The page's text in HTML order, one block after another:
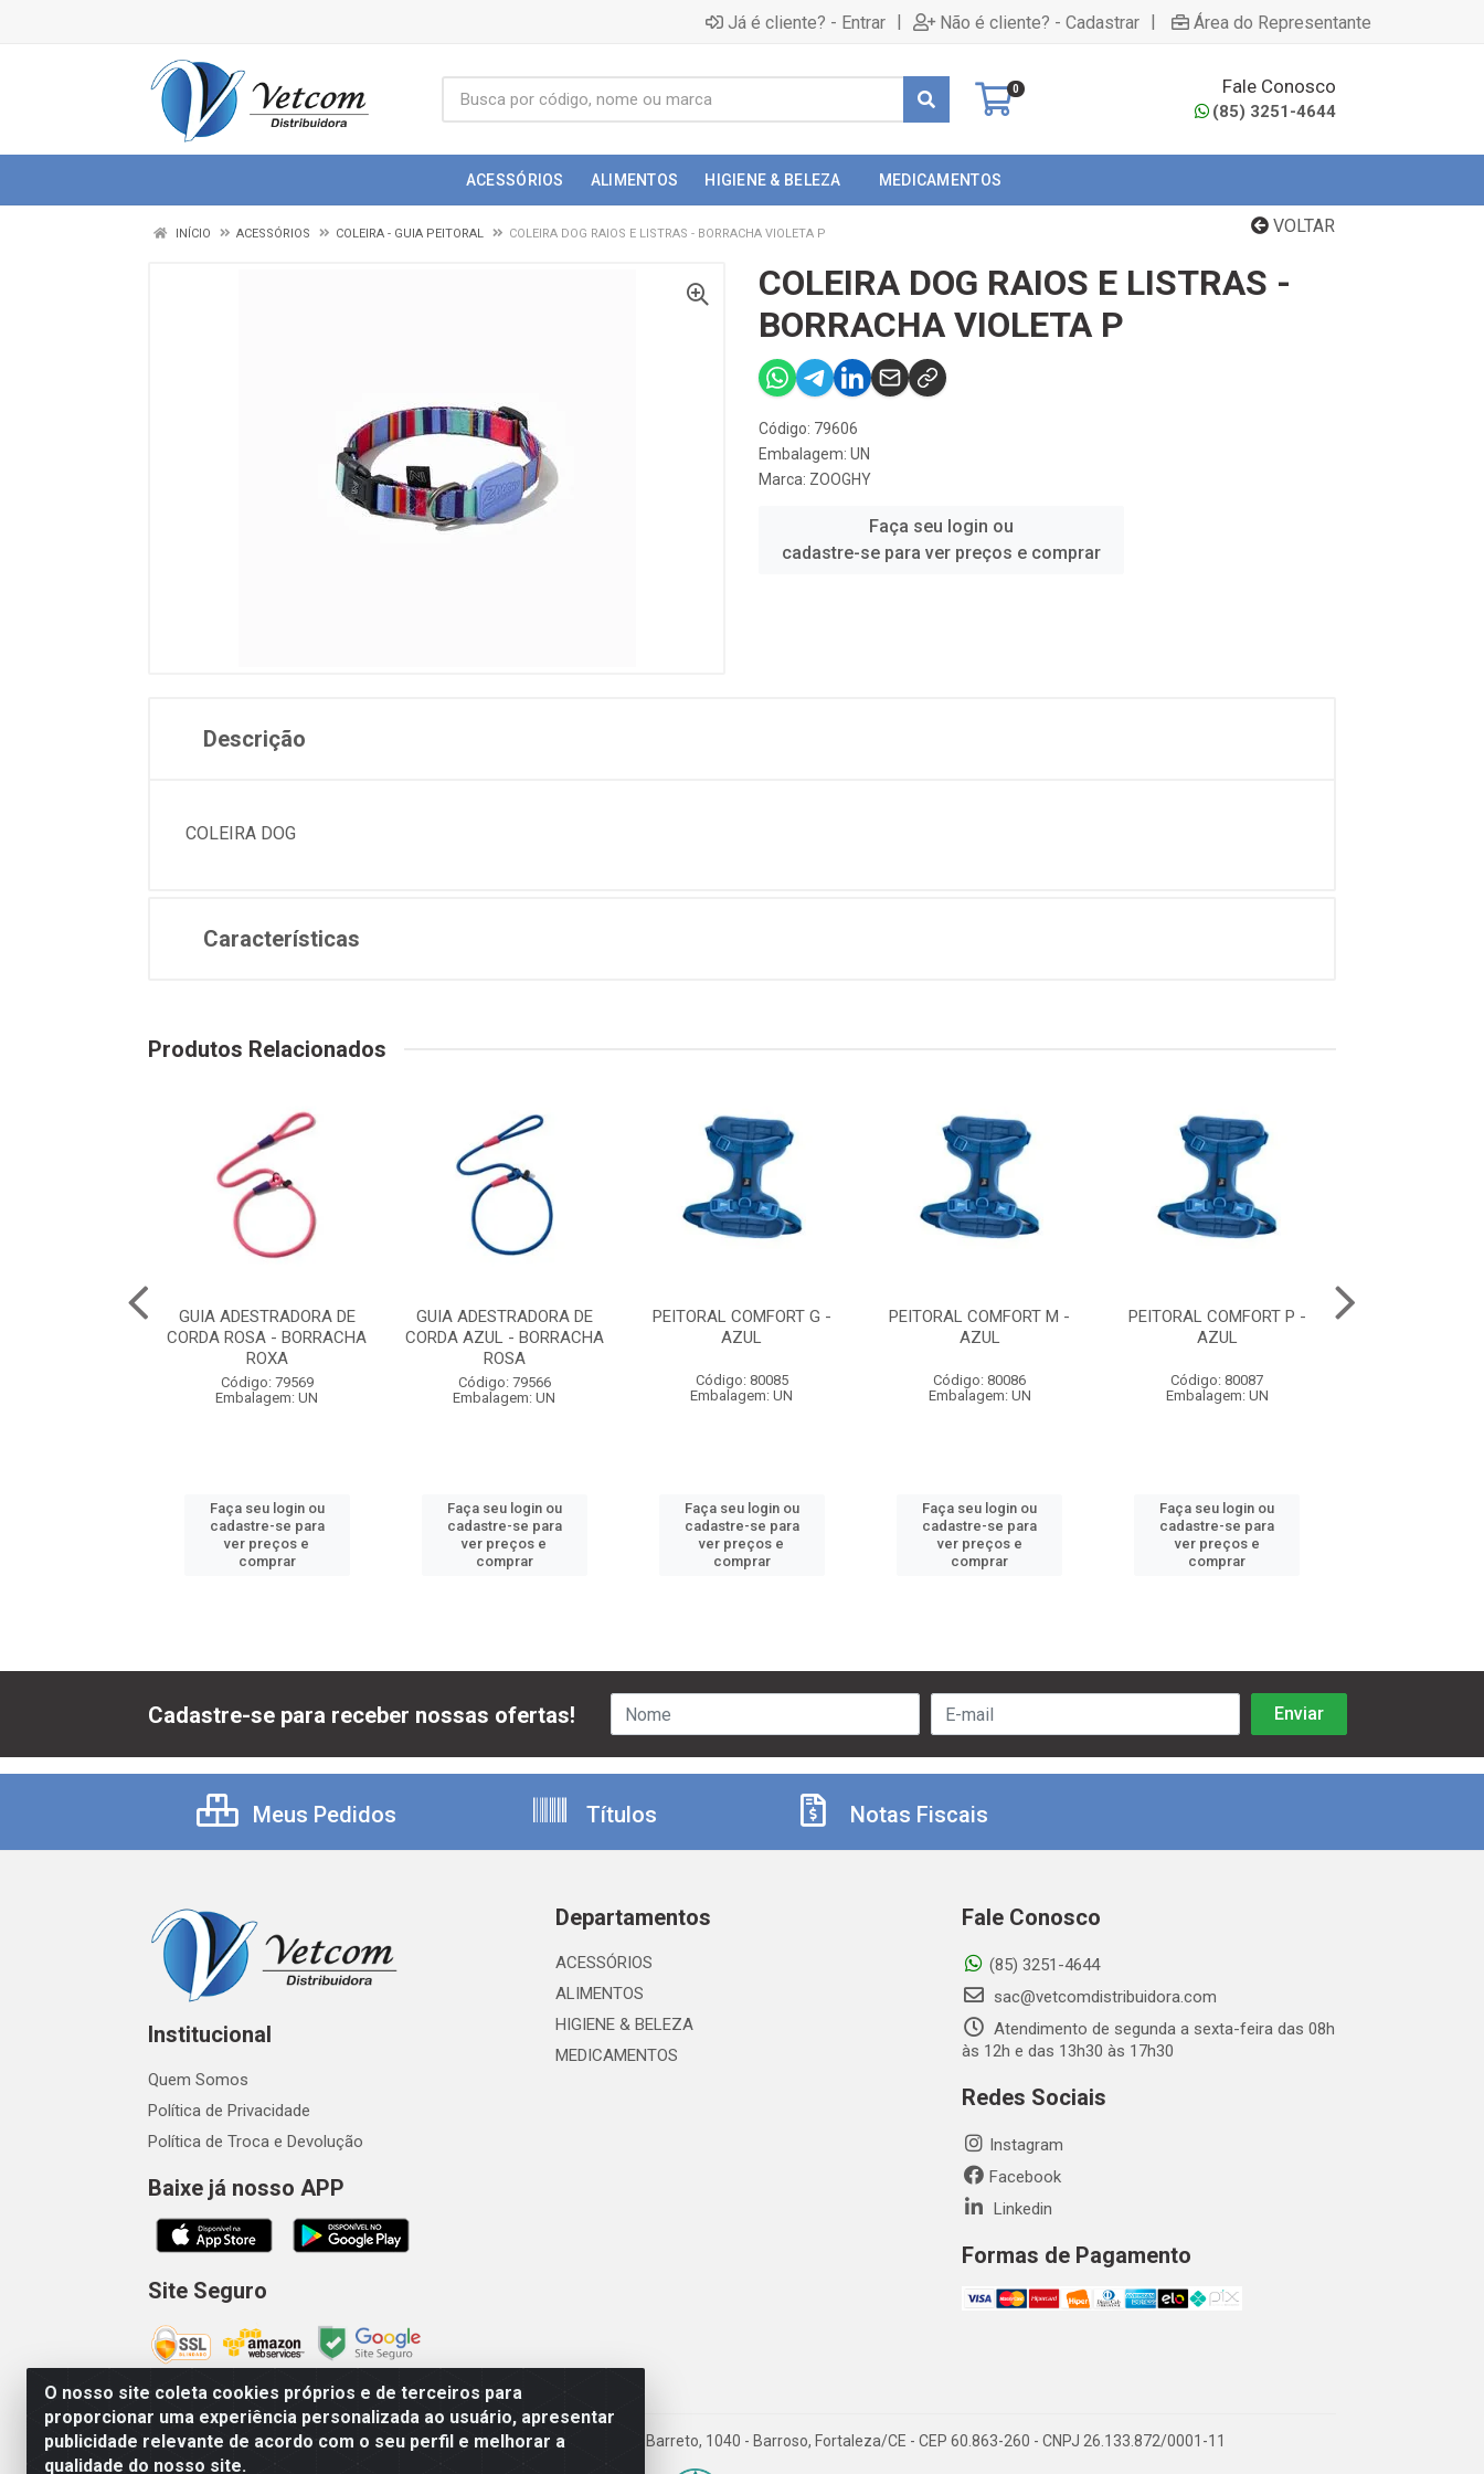
Já é cliente? - Entrar | Não é cliente? - Cadastrar | Área do Representante
0 Fale Conosco
(85) 3251-4644
ACESSÓRIOS ALIMENTOS HIGIENE & BELEZA MEDICAMENTOS
VOLTAR
INÍCIO ACESSÓRIOS COLEIRA - GUIA PEITORAL COLEIRA DOG RAIOS E LISTRAS - BORRACHA VIOLETA P
COLEIRA DOG RAIOS E LISTRAS -
BORRACHA VIOLETA P
Código: 79606
Embalagem: UN
Marca: ZOOGHY
Faça seu login ou
cadastre-se para ver preços e comprar
Descrição
COLEIRA DOG
Características
Produtos Relacionados
GUIA ADESTRADORA DE
CORDA ROSA - BORRACHA
ROXA
Código: 79569
Embalagem: UN
Faça seu login ou
cadastre-se para
ver preços e
comprar
GUIA ADESTRADORA DE
CORDA AZUL - BORRACHA
ROSA
Código: 79566
Embalagem: UN
Faça seu login ou
cadastre-se para
ver preços e
comprar
PEITORAL COMFORT G -
AZUL
Código: 80085
Embalagem: UN
Faça seu login ou
cadastre-se para
ver preços e
comprar
PEITORAL COMFORT M -
AZUL
Código: 80086
Embalagem: UN
Faça seu login ou
cadastre-se para
ver preços e
comprar
PEITORAL COMFORT P -
AZUL
Código: 80087
Embalagem: UN
Faça seu login ou
cadastre-se para
ver preços e
comprar
O nosso site coleta cookies próprios e de terceiros para
proporcionar uma experiência personalizada ao usuário, apresentar
publicidade relevante de acordo com o seu perfil e melhorar a
qualidade do nosso site.
Cadastre-se para receber nossas ofertas!
Meus Pedidos Títulos Notas Fiscais
Institucional
Quem Somos
Política de Privacidade
Política de Troca e Devolução
Baixe já nosso APP
Site Seguro
Departamentos
ACESSÓRIOS
ALIMENTOS
HIGIENE & BELEZA
MEDICAMENTOS
Fale Conosco
(85) 3251-4644
sac@vetcomdistribuidora.com
Atendimento de segunda a sexta-feira das 08h
às 12h e das 13h30 às 17h30
Redes Sociais
Instagram
Facebook
Linkedin
Formas de Pagamento
Vetcom Distribuidora de Rações LTDA - Rua Maximiano Barreto, 1040 - Barroso, Fortaleza/CE - CEP 60.863-260 - CNPJ 26.133.872/0001-11